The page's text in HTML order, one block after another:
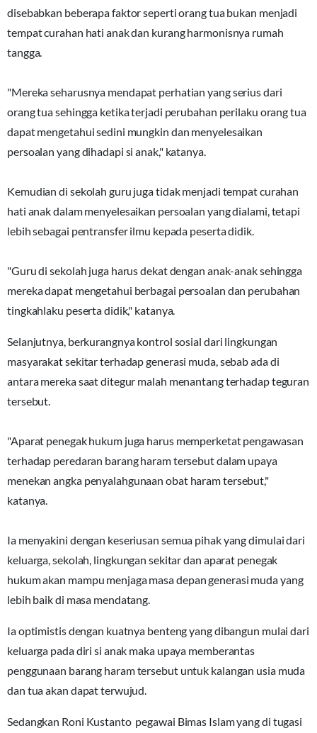
disebabkan beberapa faktor seperti orang tua bukan menjadi
tempat curahan hati anak dan kurang harmonisnya rumah
tangga.
"Mereka seharusnya mendapat perhatian yang serius dari
orang tua sehingga ketika terjadi perubahan perilaku orang tua
dapat mengetahui sedini mungkin dan menyelesaikan
persoalan yang dihadapi si anak," katanya.
Kemudian di sekolah guru juga tidak menjadi tempat curahan
hati anak dalam menyelesaikan persoalan yang dialami, tetapi
lebih sebagai pentransfer ilmu kepada peserta didik.
"Guru di sekolah juga harus dekat dengan anak-anak sehingga
mereka dapat mengetahui berbagai persoalan dan perubahan
tingkahlaku peserta didik," katanya.
Selanjutnya, berkurangnya kontrol sosial dari lingkungan
masyarakat sekitar terhadap generasi muda, sebab ada di
antara mereka saat ditegur malah menantang terhadap teguran
tersebut.
"Aparat penegak hukum juga harus memperketat pengawasan
terhadap peredaran barang haram tersebut dalam upaya
menekan angka penyalahgunaan obat haram tersebut,"
katanya.
Ia menyakini dengan keseriusan semua pihak yang dimulai dari
keluarga, sekolah, lingkungan sekitar dan aparat penegak
hukum akan mampu menjaga masa depan generasi muda yang
lebih baik di masa mendatang.
Ia optimistis dengan kuatnya benteng yang dibangun mulai dari
keluarga pada diri si anak maka upaya memberantas
penggunaan barang haram tersebut untuk kalangan usia muda
dan tua akan dapat terwujud.
Sedangkan Roni Kustanto pegawai Bimas Islam yang di tugasi